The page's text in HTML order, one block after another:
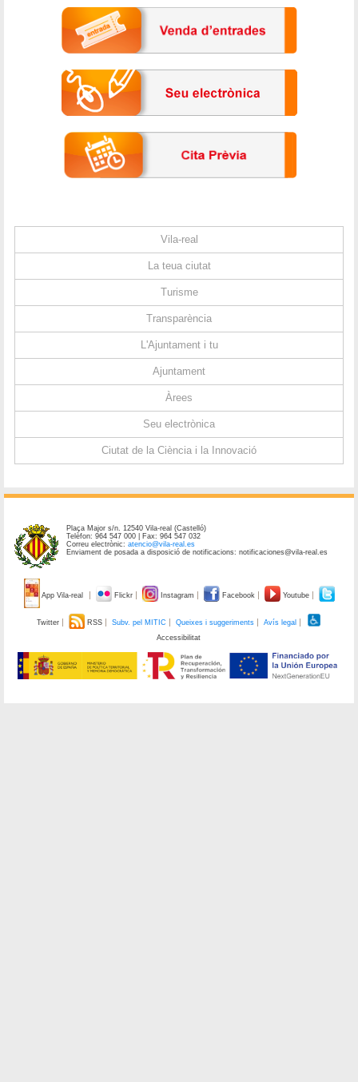
Vila-real
La teua ciutat
Turisme
Transparència
L'Ajuntament i tu
Ajuntament
Àrees
Seu electrònica
Ciutat de la Ciència i la Innovació
Plaça Major s/n. 12540 Vila-real (Castelló)
Telèfon: 964 547 000 | Fax: 964 547 032
Correu electrònic:atencio@vila-real.es
Enviament de posada a disposició de notificacions: notificaciones@vila-real.es
App Vila-real Flickr Instagram Facebook Youtube
Twitter RSS Subv. pel MITIC Queixes i suggeriments
Avís legal
Accessibilitat